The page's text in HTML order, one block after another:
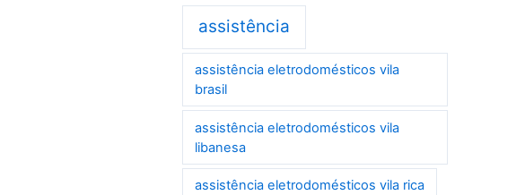
assistência
assistência eletrodomésticos vila
brasil
assistência eletrodomésticos vila
libanesa
assistência eletrodomésticos vila rica